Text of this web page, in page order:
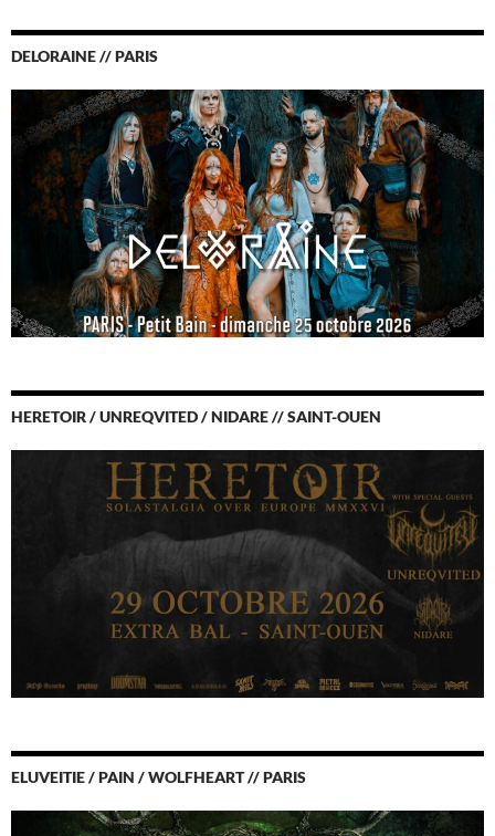
DELORAINE // PARIS
HERETOIR / UNREQVITED / NIDARE // SAINT-OUEN
ELUVEITIE / PAIN / WOLFHEART // PARIS